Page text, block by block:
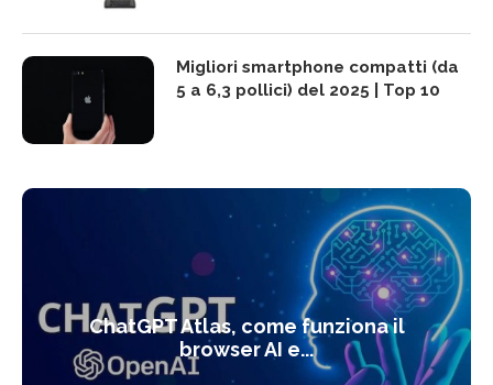
Migliori smartphone compatti (da
5 a 6,3 pollici) del 2025 | Top 10
ChatGPT Atlas, come funziona il
browser AI e...